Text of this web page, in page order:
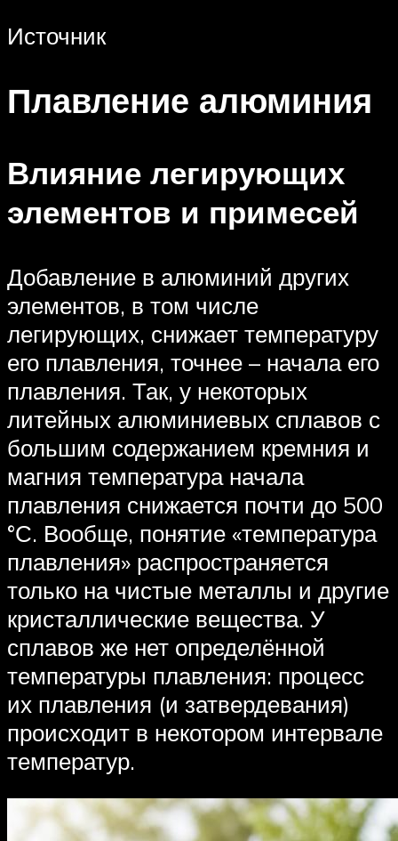
Источник
Плавление алюминия
Влияние легирующих
элементов и примесей
Добавление в алюминий других
элементов, в том числе
легирующих, снижает температуру
его плавления, точнее – начала его
плавления. Так, у некоторых
литейных алюминиевых сплавов с
большим содержанием кремния и
магния температура начала
плавления снижается почти до 500
°С. Вообще, понятие «температура
плавления» распространяется
только на чистые металлы и другие
кристаллические вещества. У
сплавов же нет определённой
температуры плавления: процесс
их плавления (и затвердевания)
происходит в некотором интервале
температур.